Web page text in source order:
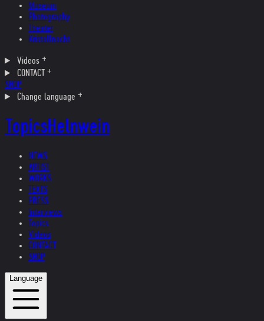
Museum
Photography
Theater
Kristallnacht
Videos
CONTACT
SHOP
Change language
TopicsHelnwein
NEWS
ARTIST
WORKS
TEXTS
PRESS
Interviews
Topics
Videos
CONTACT
SHOP
Language